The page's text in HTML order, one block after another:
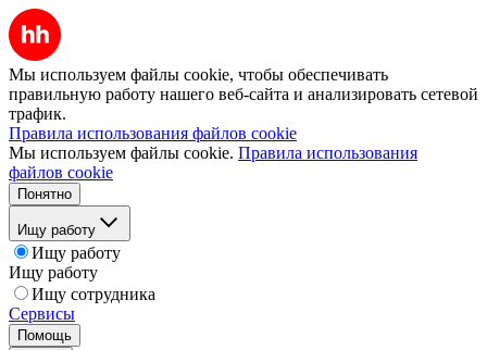
Мы используем файлы cookie, чтобы обеспечивать
правильную работу нашего веб-сайта и анализировать сетевой
трафик.
Правила использования файлов cookie
Мы используем файлы cookie. Правила использования
файлов cookie
Понятно
Ищу работу
Ищу работу
Ищу работу
Ищу сотрудника
Сервисы
Помощь